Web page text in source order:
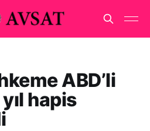
ABD’li
hapis